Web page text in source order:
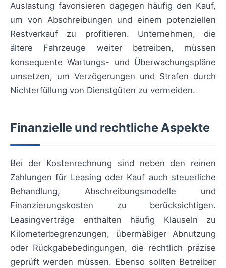
Auslastung favorisieren dagegen häufig den Kauf,
um von Abschreibungen und einem potenziellen
Restverkauf zu profitieren. Unternehmen, die
ältere Fahrzeuge weiter betreiben, müssen
konsequente Wartungs- und Überwachungspläne
umsetzen, um Verzögerungen und Strafen durch
Nichterfüllung von Dienstgüten zu vermeiden.
Finanzielle und rechtliche Aspekte
Bei der Kostenrechnung sind neben den reinen
Zahlungen für Leasing oder Kauf auch steuerliche
Behandlung, Abschreibungsmodelle und
Finanzierungskosten zu berücksichtigen.
Leasingverträge enthalten häufig Klauseln zu
Kilometerbegrenzungen, übermäßiger Abnutzung
oder Rückgabebedingungen, die rechtlich präzise
geprüft werden müssen. Ebenso sollten Betreiber